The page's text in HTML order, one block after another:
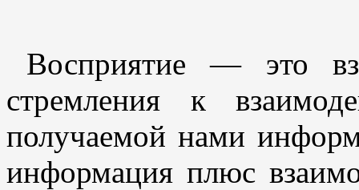
Восприятие — это
стремления к
получаемой нами
информация плюс